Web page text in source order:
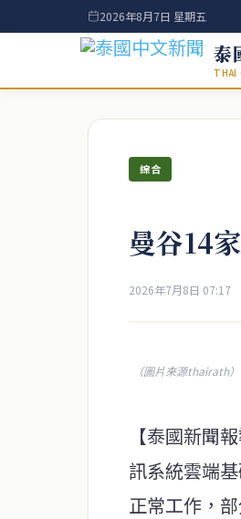
2026年8月7日 星期五
泰
THAI
綜合
曼谷14
2026年7月8日 07:17
（圖片來源thairath）
【泰國新聞
訊系統雲端
正常工作，